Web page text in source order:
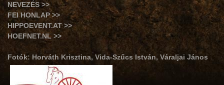
NEVEZÉS >>
FEI HONLAP >>
HIPPOEVENT.AT >>
HOEFNET.NL >>
Fotók: Horváth Krisztina, Vida-Szűcs István, Váraljai János